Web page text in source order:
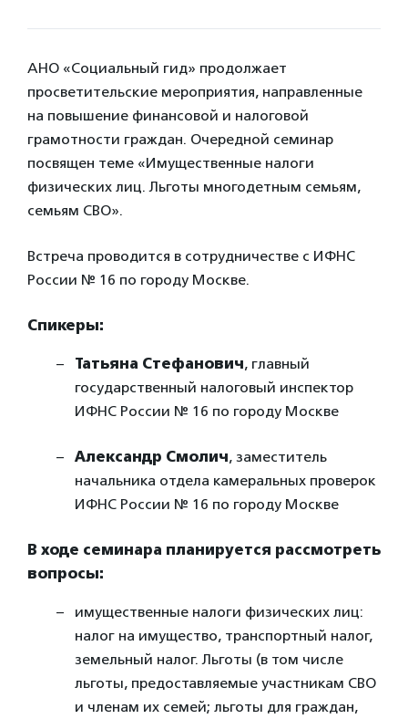
АНО «Социальный гид» продолжает
просветительские мероприятия, направленные
на повышение финансовой и налоговой
грамотности граждан. Очередной семинар
посвящен теме «Имущественные налоги
физических лиц. Льготы многодетным семьям,
семьям СВО».
Встреча проводится в сотрудничестве с ИФНС
России № 16 по городу Москве.
Спикеры:
Татьяна Стефанович, главный
государственный налоговый инспектор
ИФНС России № 16 по городу Москве
Александр Смолич, заместитель
начальника отдела камеральных проверок
ИФНС России № 16 по городу Москве
В ходе семинара планируется рассмотреть
вопросы:
имущественные налоги физических лиц:
налог на имущество, транспортный налог,
земельный налог. Льготы (в том числе
льготы, предоставляемые участникам СВО
и членам их семей; льготы для граждан,